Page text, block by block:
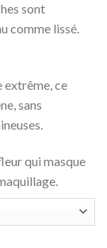
sont
comme lissé.
extrême, ce
sans
qui masque